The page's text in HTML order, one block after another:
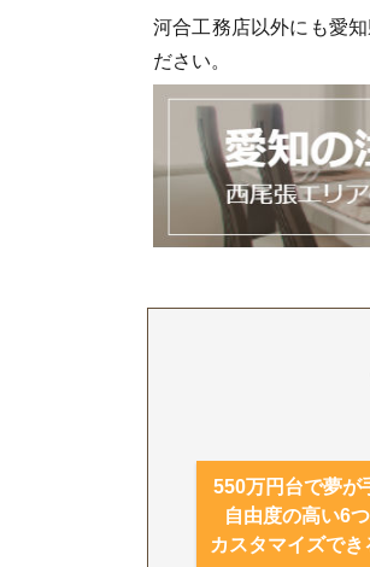
河合工務店以外にも愛
ださい。
550万円台で夢が
自由度の高い6
カスタマイズで